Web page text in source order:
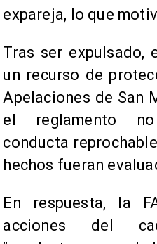
expareja, lo que
Tras ser expulsado,
un recurso de
Apelaciones de San
el reglamento
conducta
hechos fueran
En respuesta, la
acciones del